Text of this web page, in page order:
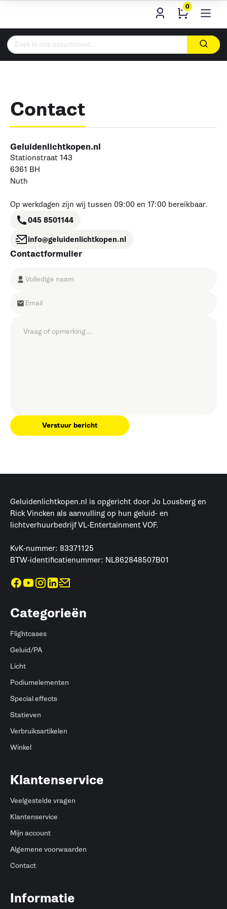
0
Zoeken
naar:
Contact
Geluidenlichtkopen.nl
Stationstraat 143
6361 BH
Nuth
Op werkdagen zijn wij tussen 09:00 en 17:00 bereikbaar.
045 8501144
info@geluidenlichtkopen.nl
Contactformulier
Geluidenlichtkopen.nl is opgericht door Jo Lousberg en
Rick Vincken als aanvulling op hun geluid- en
lichtverhuurbedrijf VL-Entertainment VOF.
KvK-nummer: 83371125
BTW-identificatienummer: NL862848507B01
Categorieën
Flightcases
Geluid/PA
Licht
Podiumelementen
Special effects
Statieven
Verbruiksartikelen
Winkel
Klantenservice
Veelgestelde vragen
Klantenservice
Mijn account
Algemene voorwaarden
Contact
Informatie